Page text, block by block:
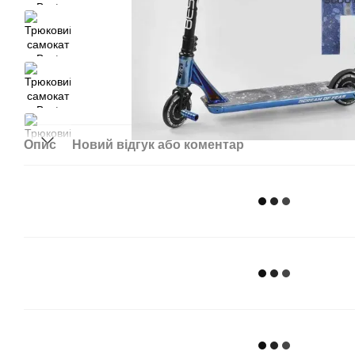
Опис Новий відгук або коментар